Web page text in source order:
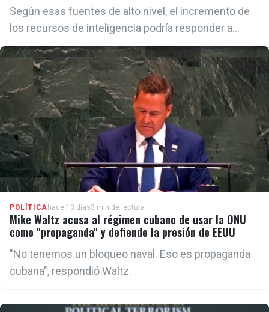
Según esas fuentes de alto nivel, el incremento de
los recursos de inteligencia podría responder a
distintos escenarios que Washington mantiene
sobre la mesa, desde preparar una eventual acción
militar contra la isla hasta intensificar los esfuerzos
para provocar una ruptura dentro del propio régimen.
POLÍTICA hace 13 días3 min de lectura
Mike Waltz acusa al régimen cubano de usar la ONU
como "propaganda" y defiende la presión de EEUU
"No tenemos un bloqueo naval. Eso es propaganda
cubana", respondió Waltz.